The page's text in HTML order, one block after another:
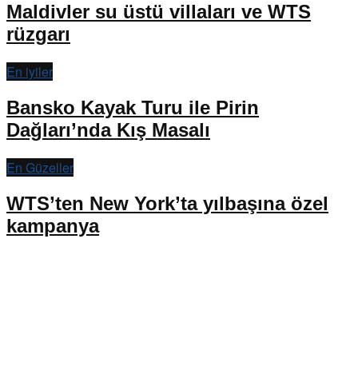
Maldivler su üstü villaları ve WTS
rüzgarı
En iyiler
Bansko Kayak Turu ile Pirin
Dağları’nda Kış Masalı
En Güzeller
WTS’ten New York’ta yılbaşına özel
kampanya